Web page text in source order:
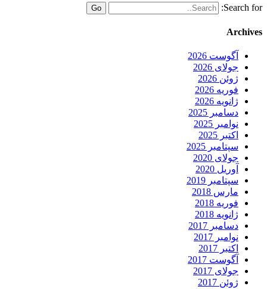
Search for:
Archives
آگوست 2026
جولای 2026
ژوئن 2026
فوریه 2026
ژانویه 2026
دسامبر 2025
نوامبر 2025
اکتبر 2025
سپتامبر 2025
جولای 2020
آوریل 2020
سپتامبر 2019
مارس 2018
فوریه 2018
ژانویه 2018
دسامبر 2017
نوامبر 2017
اکتبر 2017
آگوست 2017
جولای 2017
ژوئن 2017